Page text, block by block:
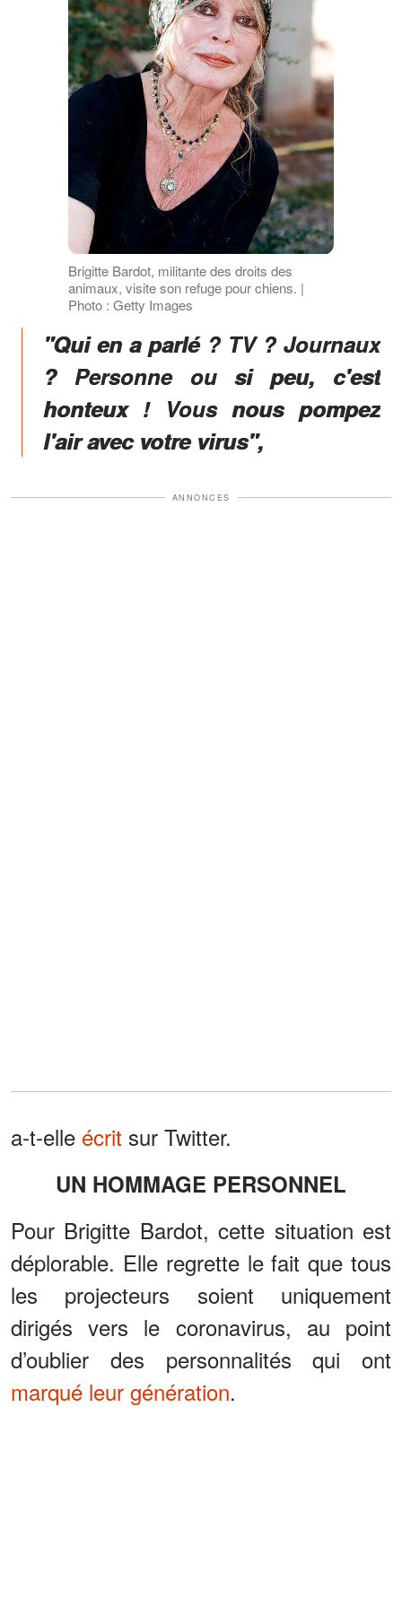
Brigitte Bardot, militante des droits des
animaux, visite son refuge pour chiens. |
Photo : Getty Images
"Qui en a parlé ? TV ? Journaux
? Personne ou si peu, c'est
honteux ! Vous nous pompez
l'air avec votre virus",
ANNONCES
a-t-elle écrit sur Twitter.
UN HOMMAGE PERSONNEL
Pour Brigitte Bardot, cette situation est
déplorable. Elle regrette le fait que tous
les projecteurs soient uniquement
dirigés vers le coronavirus, au point
d’oublier des personnalités qui ont
marqué leur génération.